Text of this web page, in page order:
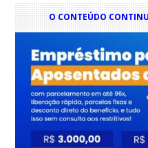
O CONTEÚDO